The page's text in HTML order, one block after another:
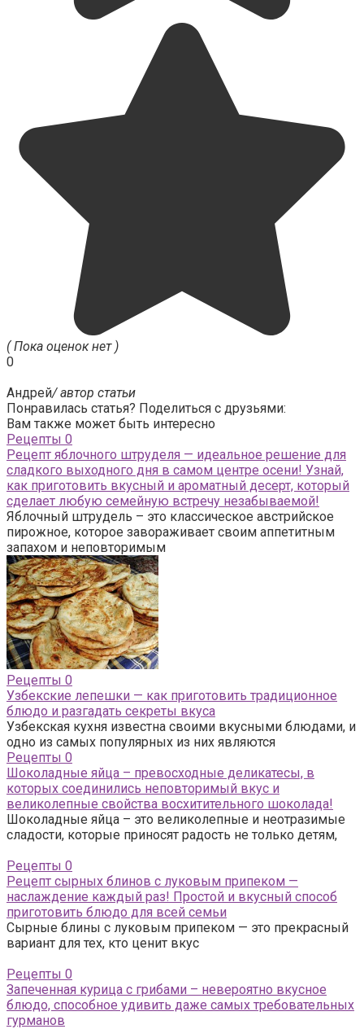
( Пока оценок нет )
0
Андрей/ автор статьи
Понравилась статья? Поделиться с друзьями:
Вам также может быть интересно
Рецепты 0
Рецепт яблочного штруделя — идеальное решение для
сладкого выходного дня в самом центре осени! Узнай,
как приготовить вкусный и ароматный десерт, который
сделает любую семейную встречу незабываемой!
Яблочный штрудель – это классическое австрийское
пирожное, которое завораживает своим аппетитным
запахом и неповторимым
Рецепты 0
Узбекские лепешки — как приготовить традиционное
блюдо и разгадать секреты вкуса
Узбекская кухня известна своими вкусными блюдами, и
одно из самых популярных из них являются
Рецепты 0
Шоколадные яйца – превосходные деликатесы, в
которых соединились неповторимый вкус и
великолепные свойства восхитительного шоколада!
Шоколадные яйца – это великолепные и неотразимые
сладости, которые приносят радость не только детям,
Рецепты 0
Рецепт сырных блинов с луковым припеком —
наслаждение каждый раз! Простой и вкусный способ
приготовить блюдо для всей семьи
Сырные блины с луковым припеком — это прекрасный
вариант для тех, кто ценит вкус
Рецепты 0
Запеченная курица с грибами – невероятно вкусное
блюдо, способное удивить даже самых требовательных
гурманов